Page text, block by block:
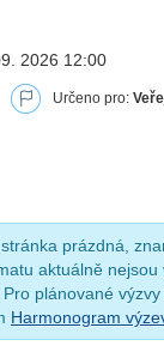
2026 12:00
Určeno pro:
prázdná,
aktuálně nejsou
plánované
Harmonogram